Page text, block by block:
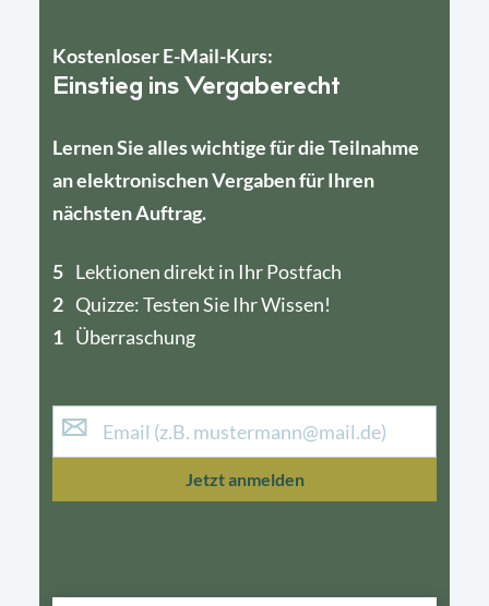
Kostenloser E-Mail-Kurs:
Einstieg ins Vergaberecht
Lernen Sie alles wichtige für die Teilnahme
an elektronischen Vergaben für Ihren
nächsten Auftrag.
5 Lektionen direkt in Ihr Postfach
2 Quizze: Testen Sie Ihr Wissen!
1 Überraschung
4
1
Jetzt anmelden